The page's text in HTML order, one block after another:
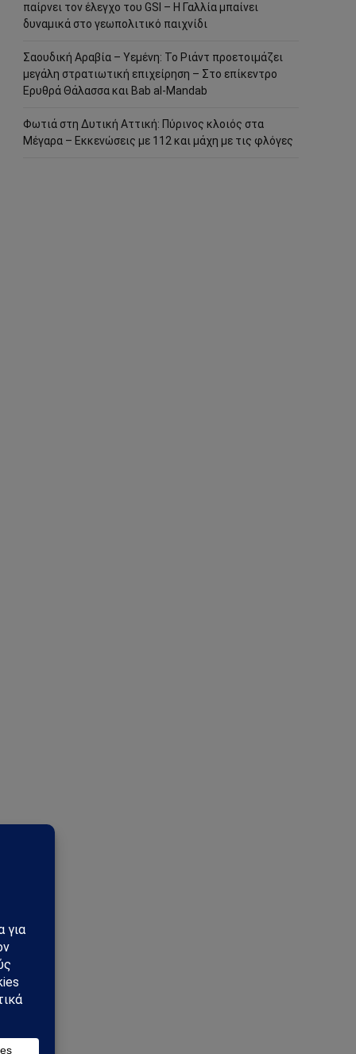
παίρνει τον έλεγχο του GSI – Η Γαλλία μπαίνει
δυναμικά στο γεωπολιτικό παιχνίδι
Σαουδική Αραβία – Υεμένη: Το Ριάντ προετοιμάζει
μεγάλη στρατιωτική επιχείρηση – Στο επίκεντρο
Ερυθρά Θάλασσα και Bab al-Mandab
Φωτιά στη Δυτική Αττική: Πύρινος κλοιός στα
Μέγαρα – Εκκενώσεις με 112 και μάχη με τις φλόγες